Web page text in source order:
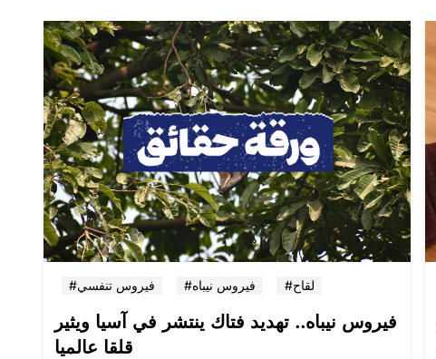
#فيروس تنفسي #فيروس نيباه #لقاح
فيروس نيباه.. تهديد فتاك ينتشر في آسيا ويثير
قلقا عالميا